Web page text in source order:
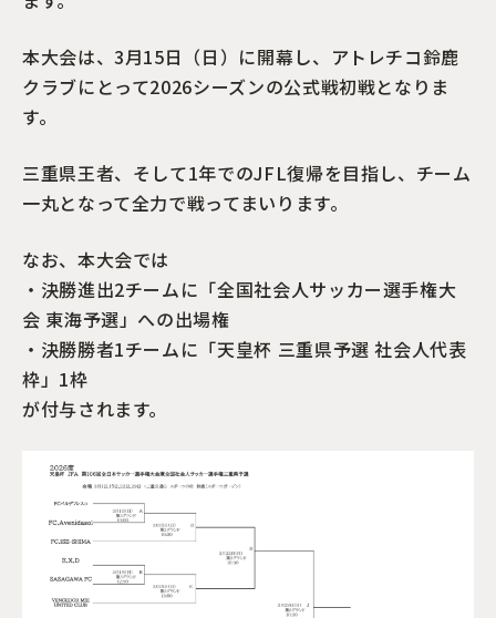
本大会は、3月15日（日）に開幕し、アトレチコ鈴鹿
クラブにとって2026シーズンの公式戦初戦となりま
す。
三重県王者、そして1年でのJFL復帰を目指し、チーム
一丸となって全力で戦ってまいります。
なお、本大会では
・決勝進出2チームに「全国社会人サッカー選手権大
会 東海予選」への出場権
・決勝勝者1チームに「天皇杯 三重県予選 社会人代表
枠」1枠
が付与されます。